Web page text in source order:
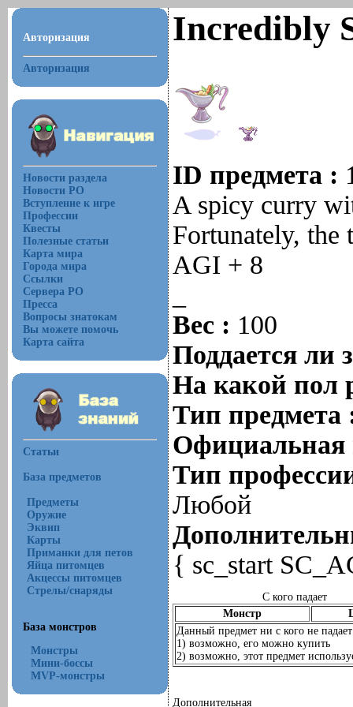
Авторизация
Авторизация
Новости раздела
Новости РО
Вступление к игре
Профессии
Квесты
Полезные статьи
Карта мира
Города мира
Ссылки
Сервера РО
Пресса
Вопросы знатокам
Вы можете помочь
Карта сайта
Статьи
База предметов
Предметы
Оружие
Эквип
Карты
Приманки для петов
Яйца питомцев
Акцессы питомцев
Стрелы/снаряды
База монстров
Монстры
Мини-боссы
MVP-монстры
Incredibly
ID предмета :
A spicy curry
Fortunately, the
AGI + 8
Вес : 100
Поддается ли
На какой пол
Тип
Тип
Любой
{ sc_start
С кого падает
Монстр
Данный предмет ни с кого не падает
1) возможно, его можно купить
2) возможно, этот предмет
Дополнительная